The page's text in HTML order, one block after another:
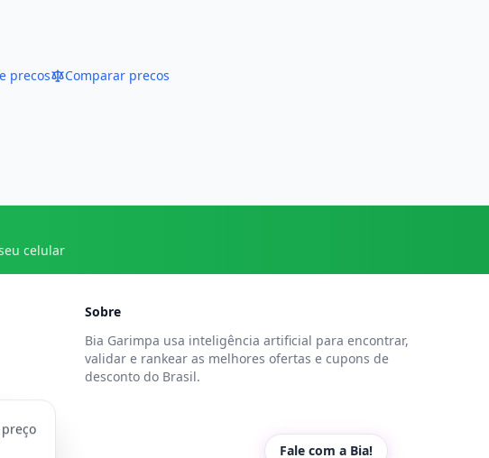
precos Comparar precos
celular
Sobre
Bia Garimpa usa inteligência artificial para encontrar,
validar e rankear as melhores ofertas e cupons de
desconto do Brasil.
Fale com a Bia!